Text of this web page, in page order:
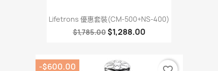
Lifetrons 優惠套裝(CM-500+NS-400)
$1,785.00 $1,288.00
-$600.00